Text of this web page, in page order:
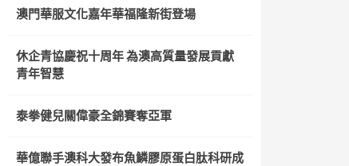
澳門華服文化嘉年華福隆新街登場
休企青協慶祝十周年 為澳高質量發展貢獻
青年智慧
泰拳健兒關偉豪全錦賽奪亞軍
華億聯手澳科大發布魚鱗膠原蛋白肽科研成